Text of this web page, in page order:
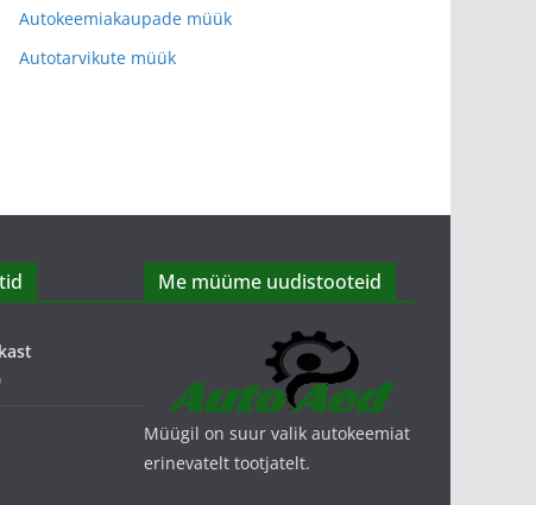
Autokeemiakaupade müük
Autotarvikute müük
Me müüme uudistooteid
Müügil on suur valik autokeemiat
erinevatelt tootjatelt.